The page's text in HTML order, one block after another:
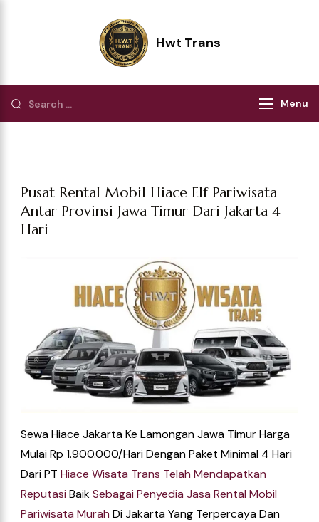
Hwt Trans
Menu
Pusat Rental Mobil Hiace Elf Pariwisata
Antar Provinsi Jawa Timur Dari Jakarta 4
Hari
Sewa Hiace Jakarta Ke Lamongan Jawa Timur Harga
Mulai Rp 1.900.000/hari Dengan Paket Minimal 4 Hari
DariPT Hiace Wisata Trans Telah Mendapatkan
Reputasi BaikSebagai Penyedia Jasa Rental Mobil
Pariwisata Murah DiJakartaYang Terpercaya Dan